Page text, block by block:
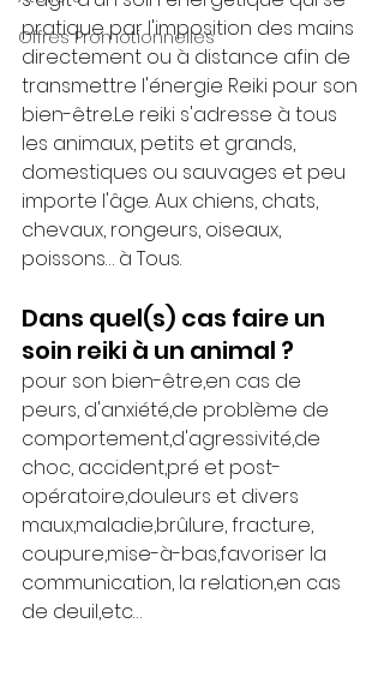
Offres Promotionnelles
pratique par l'imposition des mains
directement ou à distance afin de
transmettre l'énergie Reiki pour son
bien-être.Le reiki s'adresse à tous
les animaux, petits et grands,
domestiques ou sauvages et peu
importe l'âge. Aux chiens, chats,
chevaux, rongeurs, oiseaux,
poissons… à Tous.
Dans quel(s) cas faire un
soin reiki à un animal ?
pour son bien-être,en cas de
peurs, d'anxiété,de problème de
comportement,d'agressivité,de
choc, accident,pré et post-
opératoire,douleurs et divers
maux,maladie,brûlure, fracture,
coupure,mise-à-bas,favoriser la
communication, la relation,en cas
de deuil,etc…